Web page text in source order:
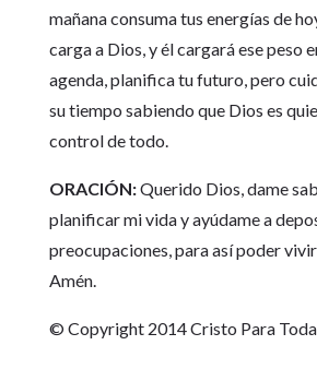
mañana consuma tus energías de
carga a Dios, y él cargará ese peso
agenda, planifica tu futuro, pero
su tiempo sabiendo que Dios es
control de todo.
ORACIÓN:Querido Dios, dame
planificar mi vida y ayúdame a
preocupaciones, para así poder vivir
Amén.
© Copyright 2014 Cristo Para